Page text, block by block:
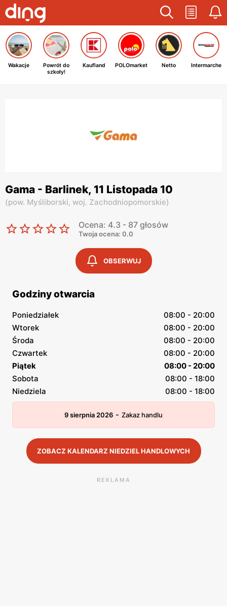
Wakacje
Powrót do
szkoły!
Kaufland POLOmarket Netto Intermarche
Gama - Barlinek, 11 Listopada 10
(pow. Myśliborski, woj. Zachodniopomorskie)
Ocena: 4.3 - 87 głosów
Twoja ocena: 0.0
OBSERWUJ
Godziny otwarcia
Poniedziałek
08:00 - 20:00
Wtorek
08:00 - 20:00
Środa
08:00 - 20:00
Czwartek
08:00 - 20:00
Piątek
08:00 - 20:00
Sobota
08:00 - 18:00
Niedziela
08:00 - 18:00
9 sierpnia 2026 - Zakaz handlu
ZOBACZ KALENDARZ NIEDZIEL HANDLOWYCH
REKLAMA